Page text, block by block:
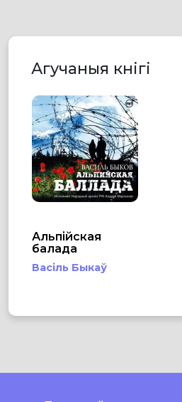
Агучаныя кнігі
Альпійская
балада
Васіль Быкаў